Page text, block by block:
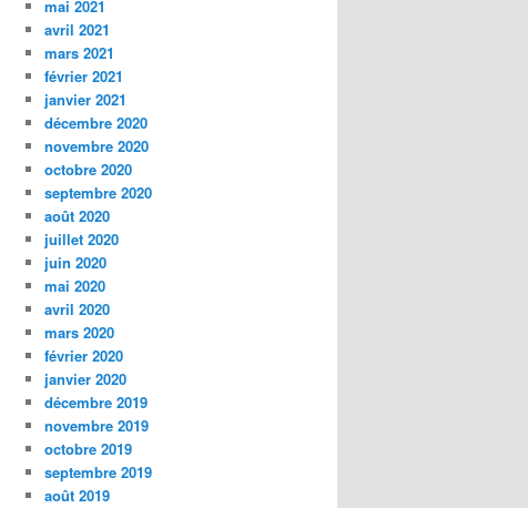
mai 2021
avril 2021
mars 2021
février 2021
janvier 2021
décembre 2020
novembre 2020
octobre 2020
septembre 2020
août 2020
juillet 2020
juin 2020
mai 2020
avril 2020
mars 2020
février 2020
janvier 2020
décembre 2019
novembre 2019
octobre 2019
septembre 2019
août 2019